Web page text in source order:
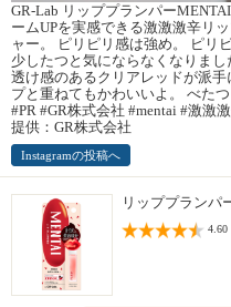
GR-Lab リッププランパー
ームUPを実感できる激激激辛リ
ャー。 ピリピリ感は強め。 ピリ
少したつと気にならなくなりまし
透け感のあるクリアレッドが派
プと重ねてもかわいいよ。 べた
#PR #GR株式会社 #mentai #激激
提供：GR株式会社
Instagramの投稿へ
リッププランパ
4.60